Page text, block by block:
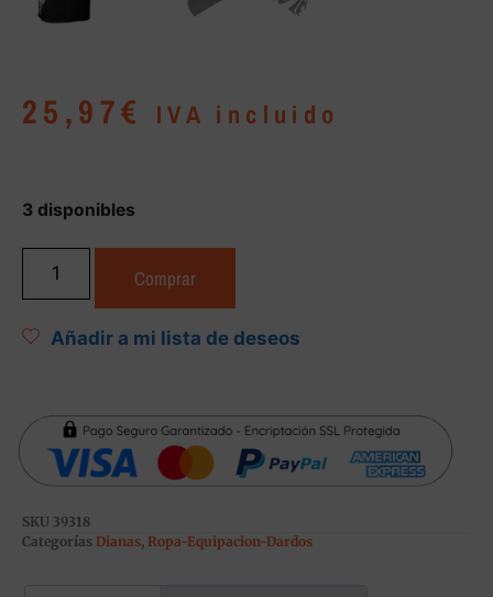
25,97€ IVA incluido
3 disponibles
Comprar
Añadir a mi lista de deseos
SKU 39318
Categorías Dianas, Ropa-Equipacion-Dardos